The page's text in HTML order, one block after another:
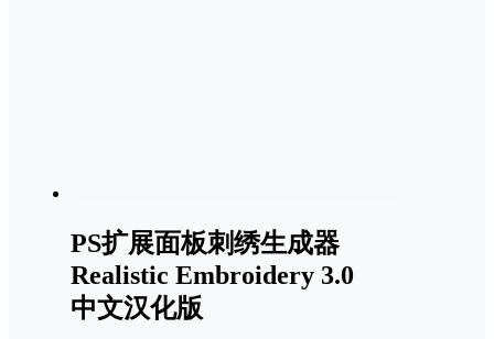
PS扩展面板刺绣生成器
Realistic Embroidery 3.0
中文汉化版